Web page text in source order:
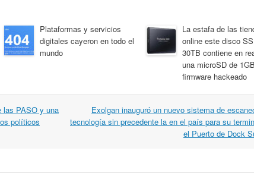
Plataformas y servicios
digitales cayeron en todo el
mundo
La estafa de las
online este disco
30TB contiene en
una microSD de
firmware hackeado
las PASO y una
políticos
Exolgan inauguró un nuevo sistema de
tecnología sin precedente la en el país para su
el Puerto de Dock